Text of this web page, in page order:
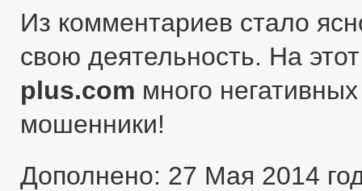
Из комментариев стало
свою деятельность. На
plus.com много
мошенники!
Дополнено: 27 Мая 2014